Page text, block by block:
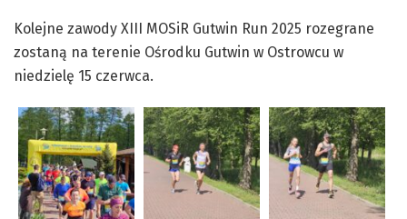
Kolejne zawody XIII MOSiR Gutwin Run 2025 rozegrane
zostaną na terenie Ośrodku Gutwin w Ostrowcu w
niedzielę 15 czerwca.